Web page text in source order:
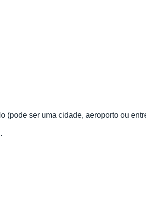
(pode ser uma cidade, aeroporto ou